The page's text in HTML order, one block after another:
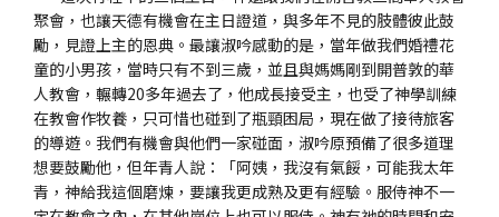
聚會，也讓天德有機會在主日證道，與多年不見的肢體彼此鼓
勵，見證上主的恩典。最讓淑吟感動的是，當年做我們婚禮花
童的小男孩，當時只有不到三歲，並且與媽媽剛到開普敦的華
人教會，輾轉20多年過去了，他成長接受主，也受了神學訓練
在教會作牧養，只可惜也碰到了瓶頸困局，現在做了接待旅客
的導遊。我們有機會與他們一家碰面，淑吟原預備了很多道理
想要鼓勵他，但年青人說：「阿姨，我沒有氣餒，可能我太年
青，神給我這個磨煉，要讓我更成熟及更有經驗。服侍神不一